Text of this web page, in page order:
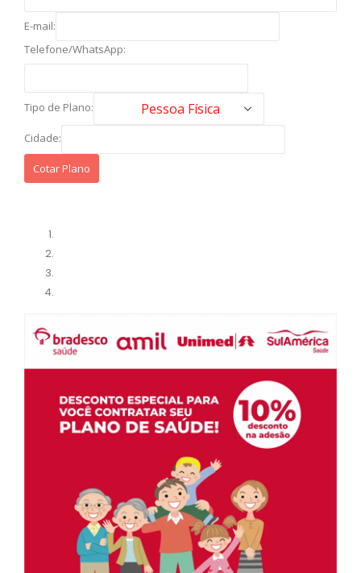
E-mail:
Telefone/WhatsApp:
Tipo de Plano:
Cidade: